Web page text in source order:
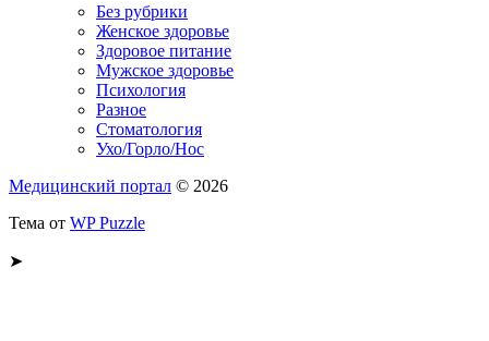
Без рубрики
Женское здоровье
Здоровое питание
Мужское здоровье
Психология
Разное
Стоматология
Ухо/Горло/Нос
Медицинский портал © 2026
Тема от WP Puzzle
➤